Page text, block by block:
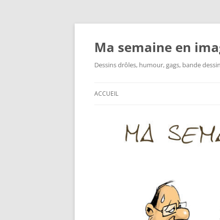
Ma semaine en
Dessins drôles, humour, gags, bande
ACCUEIL